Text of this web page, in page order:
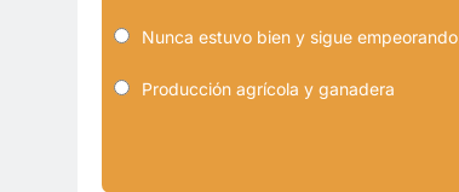
Nunca estuvo bien y sigue
Producción agrícola y ganadera